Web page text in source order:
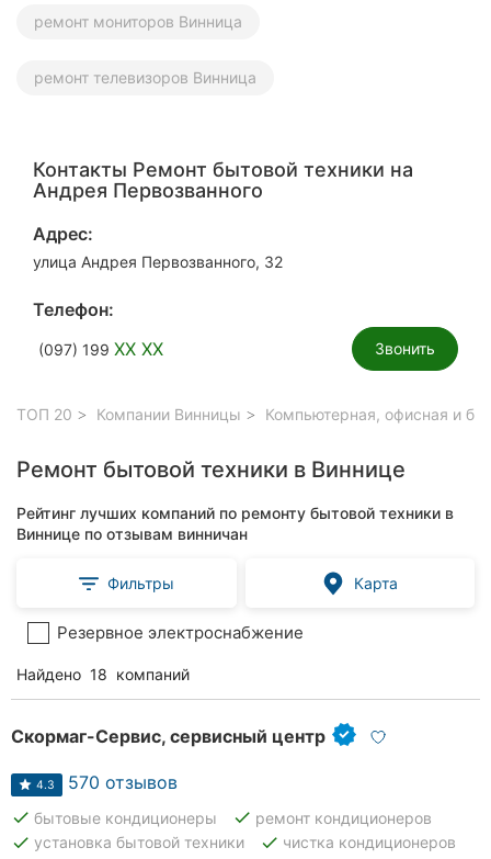
ремонт мониторов Винница
ремонт телевизоров Винница
Контакты Ремонт бытовой техники на
Андрея Первозванного
Адрес:
улица Андрея Первозванного, 32
Телефон:
(097) 199 XX XX Звонить
ТОП 20 Компании Винницы Компьютерная, офисная и
Ремонт бытовой техники в Виннице
Рейтинг лучших компаний по ремонту бытовой техники в
Виннице по отзывам винничан
Фильтры Карта
Резервное электроснабжение
Найдено 18 компаний
Скормаг-Сервис, сервисный центр
4.3 570 отзывов
done бытовые кондиционеры done ремонт кондиционеров
done установка бытовой техники done чистка кондиционеров